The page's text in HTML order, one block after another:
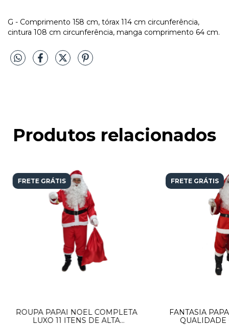
G - Comprimento 158 cm, tórax 114 cm circunferência,
cintura 108 cm circunferência, manga comprimento 64 cm.
Produtos relacionados
FRETE GRÁTIS
ROUPA PAPAI NOEL COMPLETA
LUXO 11 ITENS DE ALTA
FRETE GRÁTIS
FANTASIA
QUALIDADE